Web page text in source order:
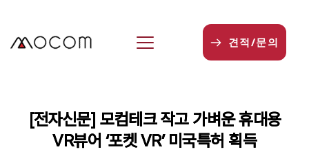
견적/문의
[전자신문] 모컴테크 작고 가벼운 휴대용
VR뷰어 ‘포켓 VR’ 미국특허 획득